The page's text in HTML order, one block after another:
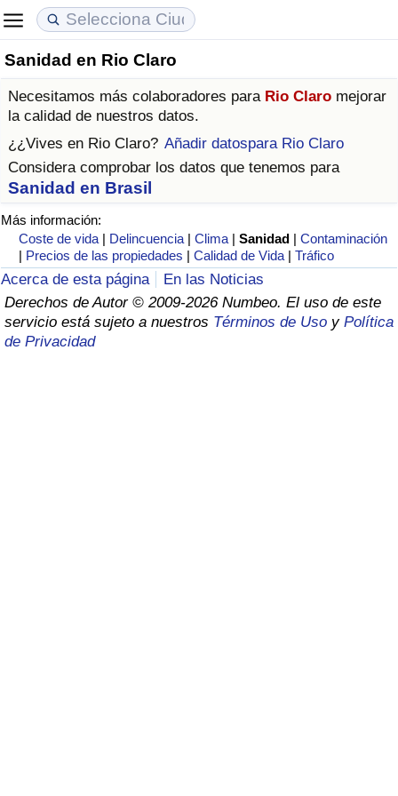
Sanidad en Rio Claro
Necesitamos más colaboradores para Rio Claro mejorar
la calidad de nuestros datos.
¿¿Vives en Rio Claro? Añadir datospara Rio Claro
Considera comprobar los datos que tenemos para
Sanidad en Brasil
Más información:
Coste de vida | Delincuencia |Clima |Sanidad |Contaminación
| Precios de las propiedades |Calidad de Vida |Tráfico
Acerca de esta página
En las Noticias
Derechos de Autor © 2009-2026 Numbeo. El uso de este
servicio está sujeto a nuestros Términos de Uso y Política
de Privacidad
Coste de vida
Índice de Costo de Vida (Actual)
Índice de Costo de Vida
Índice de costo de vida por país
en aqaba
Precios de las propiedades
Índice de Precios de Inmuebles (Actual)
Índice de Precios de Inmuebles
Índice de Precios de Inmuebles por País
Calidad de Vida
Índice de Calidad de Vida
Índice de Calidad de Vida (Actual)
Índice de calidad de vida por país
Delincuencia
Calificación del Índice de Criminalidad
(Actual)